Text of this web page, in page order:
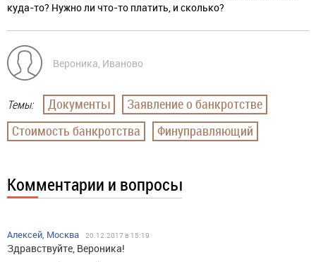
куда-то? Нужно ли что-то платить, и сколько?
Вероника, Иваново
Темы: Документы
Заявление о банкротстве
Стоимость банкротства
Финуправляющий
Комментарии и вопросы
Алексей, Москва 20.12.2017 в 15:19
Здравствуйте, Вероника!